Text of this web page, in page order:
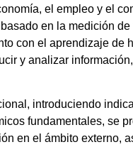
el empleo y el
en la medición
con el aprendizaje de
y analizar
introduciendo
fundamentales, se
en el ámbito externo,